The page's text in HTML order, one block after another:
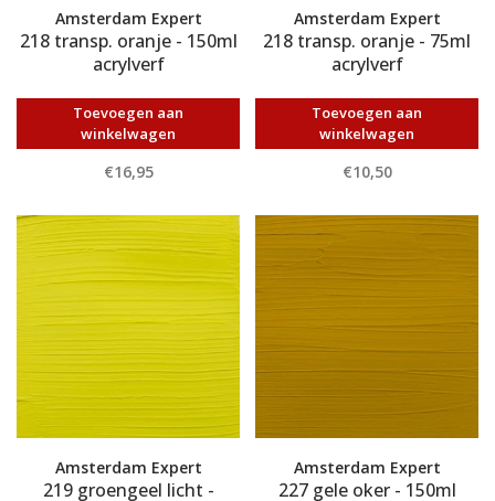
Amsterdam Expert
218 transp. oranje - 150ml
acrylverf
Toevoegen aan
winkelwagen
€16,95
Amsterdam Expert
218 transp. oranje - 75ml
acrylverf
Toevoegen aan
winkelwagen
€10,50
Amsterdam Expert
219 groengeel licht -
Amsterdam Expert
227 gele oker - 150ml